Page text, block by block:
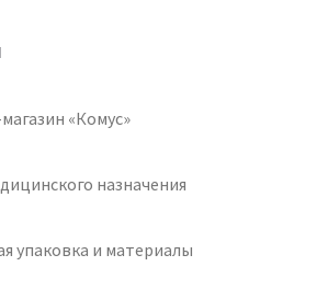
«Комус»
назначения
упаковка и материалы